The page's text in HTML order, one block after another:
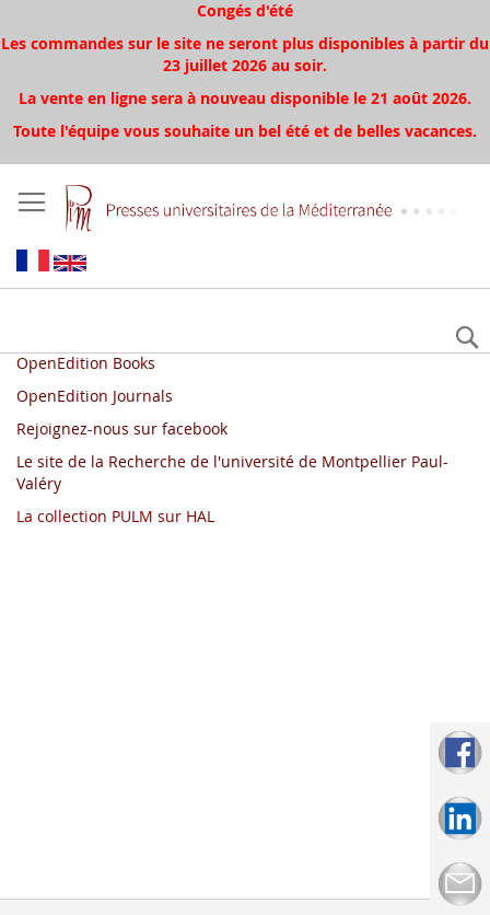
Congés d'été
Les commandes sur le site ne seront plus disponibles à partir du
23 juillet 2026 au soir.
La vente en ligne sera à nouveau disponible le 21 août 2026.
Toute l'équipe vous souhaite un bel été et de belles vacances.
OpenEdition Books
OpenEdition Journals
Rejoignez-nous sur facebook
Le site de la Recherche de l'université de Montpellier Paul-
Valéry
La collection PULM sur HAL